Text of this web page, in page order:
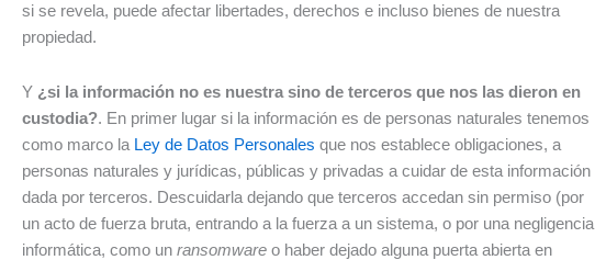
si se revela, puede afectar libertades, derechos e incluso bienes de nuestra
propiedad.
Y ¿si la información no es nuestra sino de terceros que nos las dieron en
custodia?. En primer lugar si la información es de personas naturales tenemos
como marco la Ley de Datos Personales que nos establece obligaciones, a
personas naturales y jurídicas, públicas y privadas a cuidar de esta información
dada por terceros. Descuidarla dejando que terceros accedan sin permiso (por
un acto de fuerza bruta, entrando a la fuerza a un sistema, o por una negligencia
informática, como un ransomware o haber dejado alguna puerta abierta en